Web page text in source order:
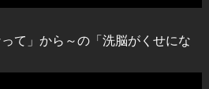
て」から～の「洗脳がくせにな